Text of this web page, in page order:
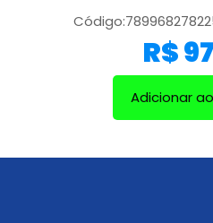
R$
Adicionar